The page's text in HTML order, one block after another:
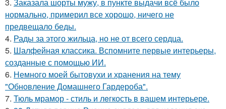
3. Заказала шорты мужу, в пункте выдачи всё было
нормально, примерил все хорошо, ничего не
предвещало беды.
4. Рады за этого жильца, но не от всего сердца.
5. Шалфейная классика. Вспомните первые интерьеры,
созданные с помощью ИИ.
6. Немного моей бытовухи и хранения на тему
"Обновление Домашнего Гардероба".
7. Тюль мрамор - стиль и лeгкость в вашем интерьере.